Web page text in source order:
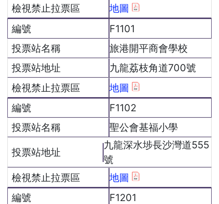
地圖
F1101
旅港開平商會學校
九龍荔枝角道700號
地圖
F1102
聖公會基福小學
九龍深水埗長沙灣道555
號
地圖
F1201